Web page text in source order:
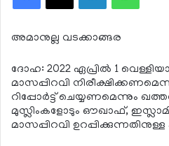
അമാനുല്ല വടക്കാങ്ങര
ദോഹ: 2022 ഏപ്രില്‍ 1
മാസപ്പിറവി
റിപ്പോര്‍ട്ട് ചെയ്യണമെന്നും
മുസ്ലിംകളോടും ഔഖാഫ്,
മാസപ്പിറവി